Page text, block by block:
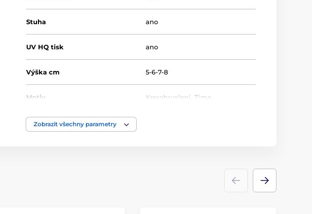
Stuha ano
UV HQ tisk ano
Výška cm 5-6-7-8
Motiv Krasobruslení Zima
Typ ocenění
Zobrazit všechny parametry